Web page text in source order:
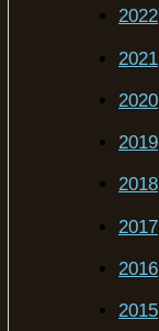
2022
2021
2020
2019
2018
2017
2016
2015